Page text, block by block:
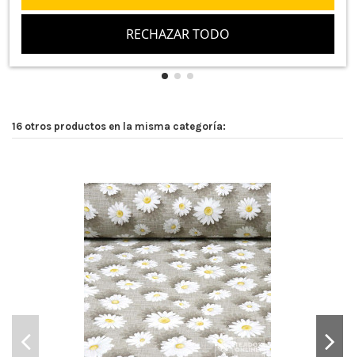
16 otros productos en la misma categoría:
RECHAZAR TODO